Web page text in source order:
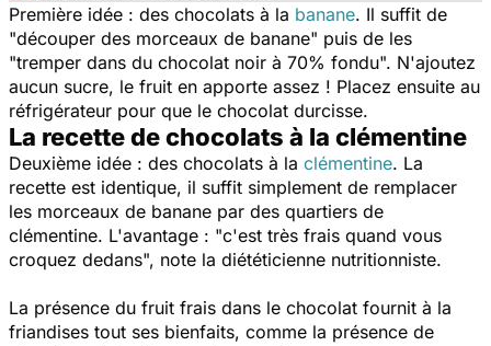
Première idée : des chocolats à la banane. Il suffit de
"découper des morceaux de banane" puis de les
"tremper dans du chocolat noir à 70% fondu". N'ajoutez
aucun sucre, le fruit en apporte assez ! Placez ensuite au
réfrigérateur pour que le chocolat durcisse.
La recette de chocolats à la clémentine
Deuxième idée : des chocolats à la clémentine. La
recette est identique, il suffit simplement de remplacer
les morceaux de banane par des quartiers de
clémentine. L'avantage : "c'est très frais quand vous
croquez dedans", note la diététicienne nutritionniste.
La présence du fruit frais dans le chocolat fournit à la
friandises tout ses bienfaits, comme la présence de